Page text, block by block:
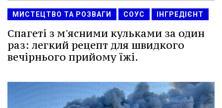
МИСТЕЦТВО ТА РОЗВАГИ СОУС ІНГРЕДІЄНТ
Спагеті з м'ясними кульками за один
раз: легкий рецепт для швидкого
вечірнього прийому їжі.